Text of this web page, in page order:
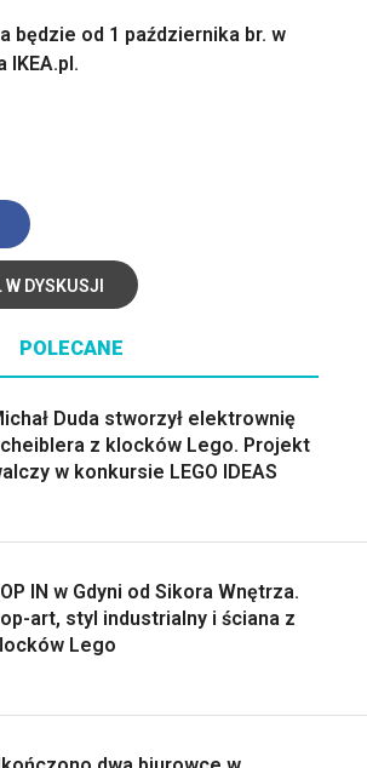
będzie od 1 października br. w
IKEA.pl.
W DYSKUSJI
POLECANE
Duda stworzył elektrownię
z klocków Lego. Projekt
w konkursie LEGO IDEAS
IN w Gdyni od Sikora Wnętrza.
art, styl industrialny i ściana z
Lego